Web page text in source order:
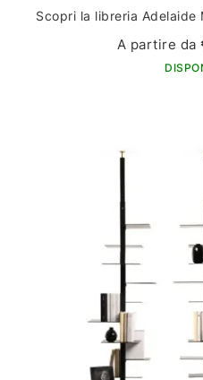
A partire da